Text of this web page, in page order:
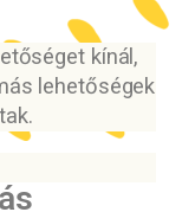
kínál,
lehetőségek